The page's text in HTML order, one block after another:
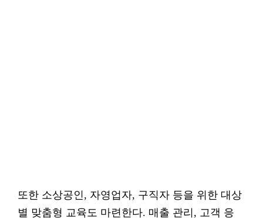
또한 소상공인, 자영업자, 구직자 등을 위한 대상
별 맞춤형 교육도 마련한다. 매출 관리, 고객 응